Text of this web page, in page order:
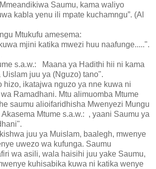
Saumu, kama waliyo
kabla yenu ili mpate kuchamngu”. (Al
Mtukufu amesema:
mjini katika mwezi huu naafunge.....".
s.a.w.: Maana ya Hadithi hii ni kama
juu ya (Nguzo) tano".
hizo, ikatajwa nguzo ya nne kuwa ni
Ramadhani. Mtu alimuomba Mtume
saumu alioifaridhisha Mwenyezi Mungu
Akasema Mtume s.a.w.: , yaani Saumu ya
juu ya Muislam, baalegh, mwenye
uwezo wa kufunga. Saumu
wa asili, wala haisihi juu yake Saumu,
kuhisabika kuwa ni katika wenye